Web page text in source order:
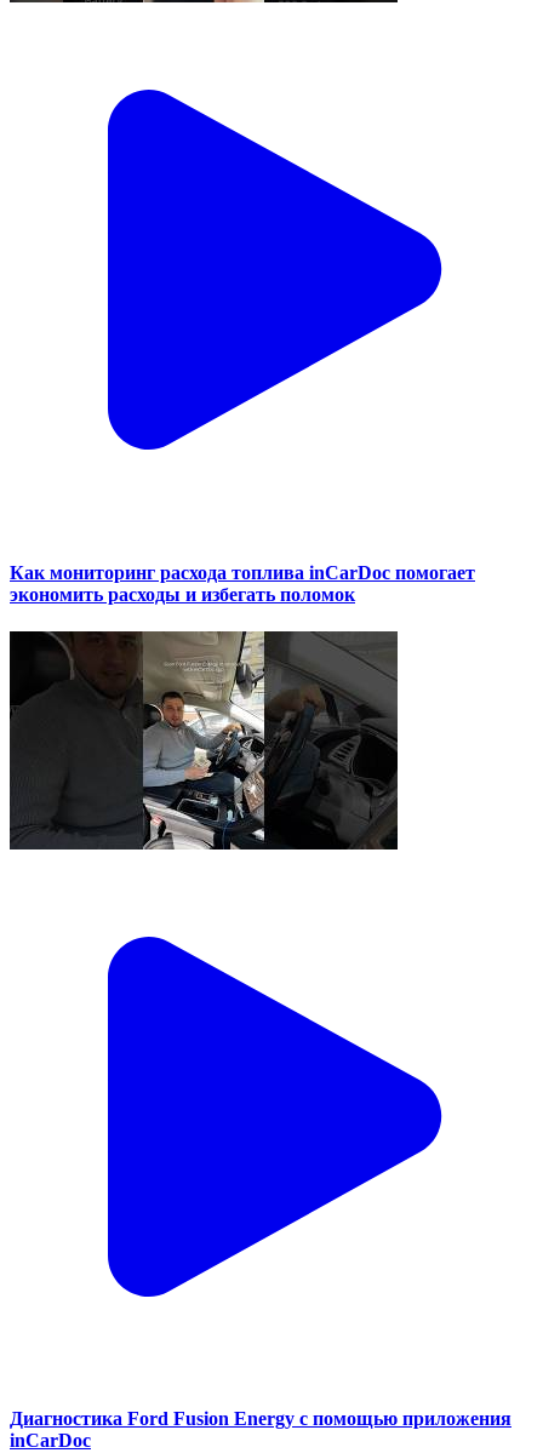
Как мониторинг расхода топлива inCarDoc помогает
экономить расходы и избегать поломок
Диагностика Ford Fusion Energy с помощью приложения
inCarDoc